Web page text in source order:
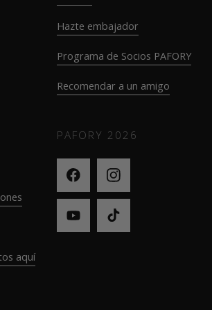
Hazte embajador
Programa de Socios PAFORY
Recomendar a un amigo
aquí
PAFORY 2026